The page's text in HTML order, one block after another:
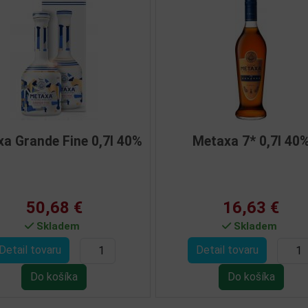
5* 0,5l 38%
€
Skladem
Metaxa 5* 0,7l 38% +2 skla
16,58 €
Skladem
Detail tovaru